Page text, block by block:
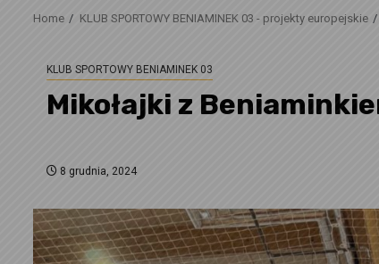
Home KLUB SPORTOWY BENIAMINEK 03 - projekty europejskie
KLUB SPORTOWY BENIAMINEK 03
Mikołajki z
8 grudnia, 2024